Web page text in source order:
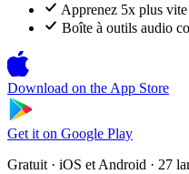
Apprenez 5x plus
Boîte à outils audio
Download on the App Store
Get it on Google Play
Gratuit · iOS et Android · 27